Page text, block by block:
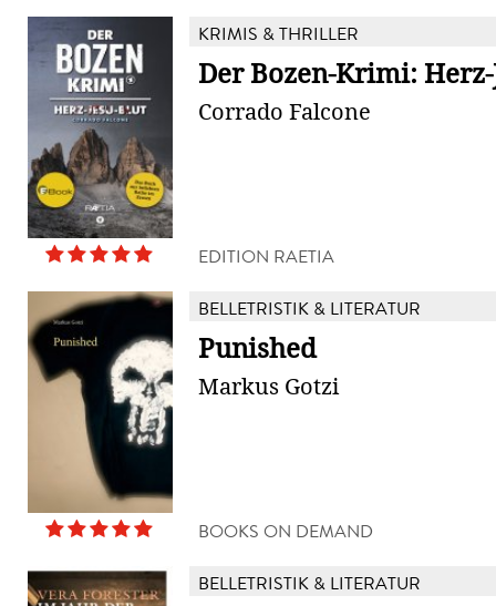
KRIMIS & THRILLER
Der Bozen-Krimi:
Corrado Falcone
EDITION RAETIA
BELLETRISTIK & LITERATUR
Punished
Markus Gotzi
BOOKS ON DEMAND
BELLETRISTIK & LITERATUR